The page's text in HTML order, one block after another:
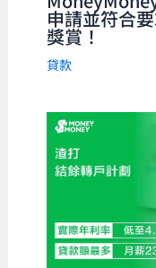
申請並符合
獎賞！
貸款